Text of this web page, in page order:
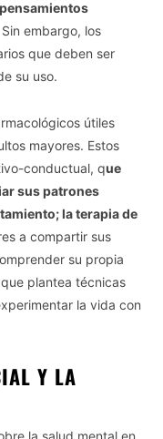
Sin embargo, los
que deben ser
su uso.
útiles
mayores. Estos
conductual, que
sus patrones
la terapia de
a compartir sus
su propia
plantea técnicas
la vida con
Y LA
la salud mental en